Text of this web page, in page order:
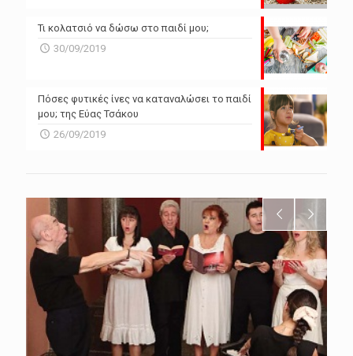
Τι κολατσιό να δώσω στο παιδί μου;
30/09/2019
Πόσες φυτικές ίνες να καταναλώσει το παιδί
μου; της Εύας Τσάκου
26/09/2019